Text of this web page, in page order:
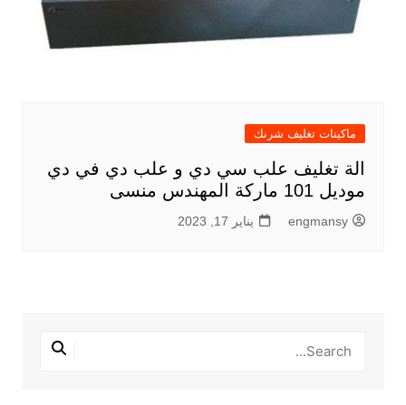
ماكينات تغليف شرنك
الة تغليف علب سي دي و علب دي في دي
موديل 101 ماركة المهندس منسى
engmansy يناير 17, 2023